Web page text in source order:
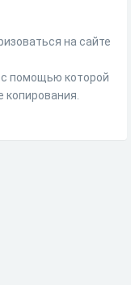
на сайте
с помощью которой